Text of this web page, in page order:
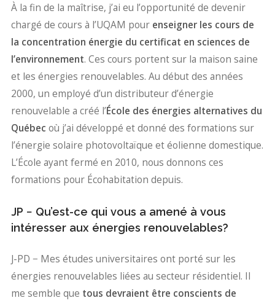
À la fin de la maîtrise, j’ai eu l’opportunité de devenir
chargé de cours à l’UQAM pour enseigner les cours de
la concentration énergie du certificat en sciences de
l’environnement. Ces cours portent sur la maison saine
et les énergies renouvelables. Au début des années
2000, un employé d’un distributeur d’énergie
renouvelable a créé l’École des énergies alternatives du
Québec où j’ai développé et donné des formations sur
l’énergie solaire photovoltaïque et éolienne domestique.
L’École ayant fermé en 2010, nous donnons ces
formations pour Écohabitation depuis.
JP − Qu’est-ce qui vous a amené à vous
intéresser aux énergies renouvelables?
J-PD − Mes études universitaires ont porté sur les
énergies renouvelables liées au secteur résidentiel. Il
me semble que tous devraient être conscients de